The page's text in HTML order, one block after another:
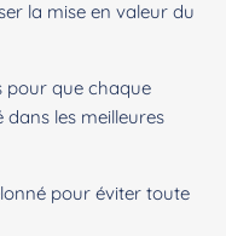
la mise en valeur du
pour que chaque
les meilleures
pour éviter toute